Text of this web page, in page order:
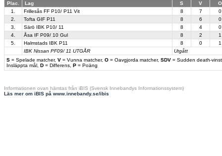
Plac.
Lag S V O
S = Spelade matcher, V = Vunna matcher, O = Oavgjorda matcher, SDV = Sudden death-
Insläppta mål, D = Differens, P = Poäng
1. Frillesås FF P10/ P11 Vit 8 7
0
2.
Tofta GIF P11 8 6
0
3.
Särö IBK P10/ 11 8 4
0
4.
Åsa IF P09/ 10 Gul 8 2
1
5.
Halmstads IBK P11 8 0
1
IBK Nissan PF09/ 11 UTGÅR
Utgått
Informationen ovan hämtas från iBIS (Svensk Innebandys Informationssystem)
Läs mer om iBIS på www.innebandy.se/ibis